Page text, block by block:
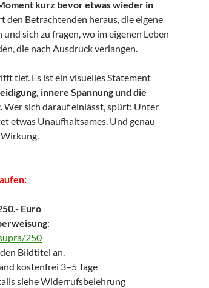
kurz bevor etwas wieder in
den Betrachtenden heraus, die eigene
sich zu fragen, wo im eigenen Leben
die nach Ausdruck verlangen.
tief. Es ist ein visuelles Statement
innere Spannung und die
. Wer sich darauf einlässt, spürt: Unter
etwas Unaufhaltsames. Und genau
Euro
:
250
Bildtitel an.
kostenfrei 3–5 Tage
siehe Widerrufsbelehrung